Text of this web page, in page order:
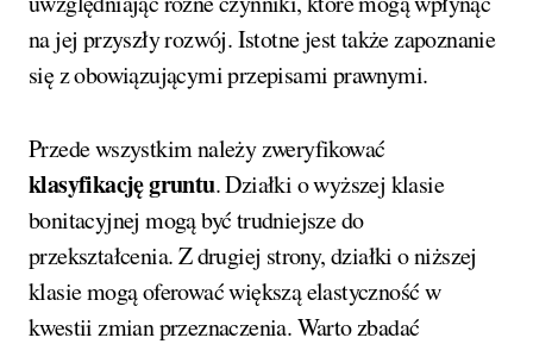
na jej przyszły rozwój. Istotne jest także zapoznanie
się z obowiązującymi przepisami prawnymi.
Przede wszystkim należy zweryfikować
klasyfikację gruntu. Działki o wyższej klasie
bonitacyjnej mogą być trudniejsze do
przekształcenia. Z drugiej strony, działki o niższej
klasie mogą oferować większą elastyczność w
kwestii zmian przeznaczenia. Warto zbadać